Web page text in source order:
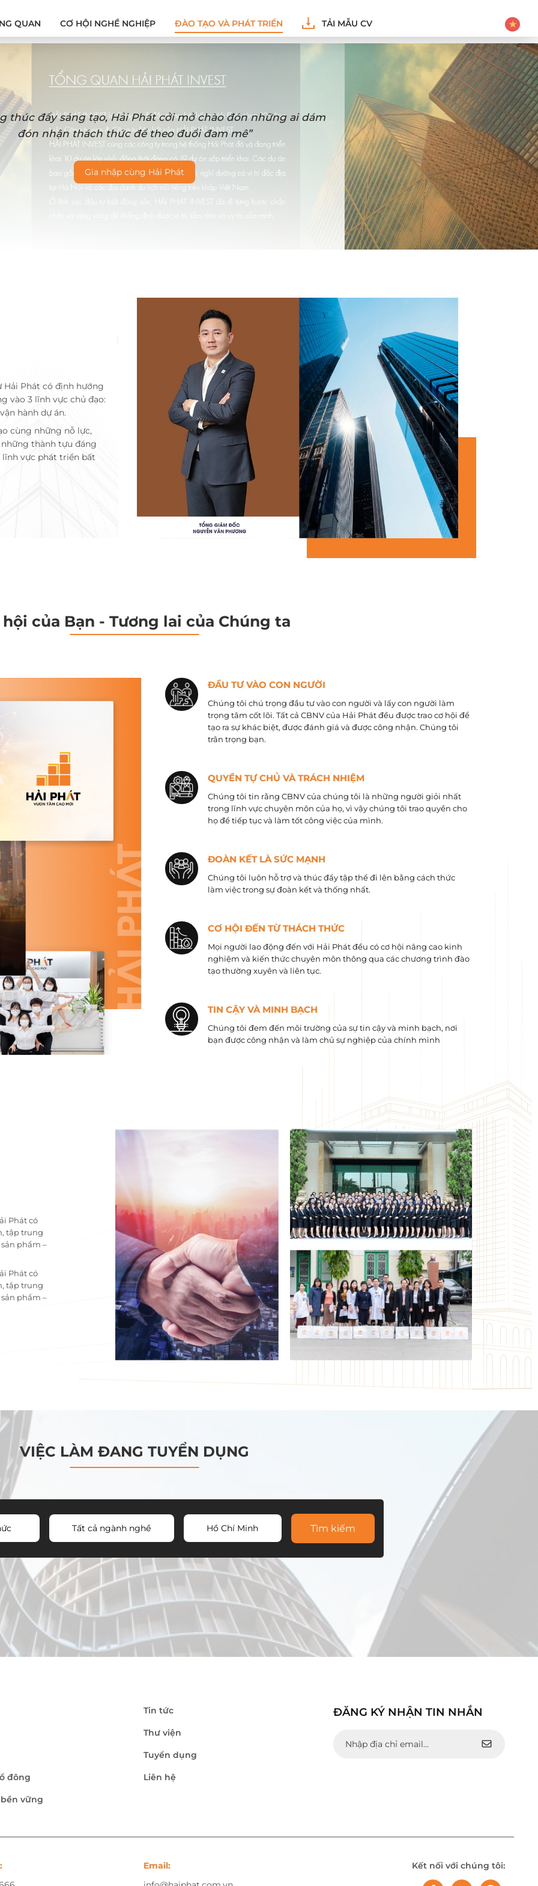
QUAN CƠ HỘI NGHỀ NGHIỆP ĐÀO TẠO VÀ PHÁT TRIỂN TẢI MẪU CV
thúc đẩy sáng tạo, Hải Phát cởi mở chào đón những ai dám
đón nhận thách thức để theo đuổi đam mê”
Gia nhập cùng Hải Phát
Hải Phát có định hướng
vào 3 lĩnh vực chủ đạo:
hành dự án.
cùng những nỗ lực,
những thành tựu đáng
vực phát triển bất
hội của Bạn - Tương lai của Chúng ta
ĐẦU TƯ VÀO CON NGƯỜI
Chúng tôi chú trọng đầu tư vào con người và lấy con người làm
trọng tâm cốt lõi. Tất cả CBNV của Hải Phát đều được trao cơ hội để
tạo ra sự khác biệt, được đánh giá và được công nhận. Chúng tôi
trân trọng bạn.
QUYỀN TỰ CHỦ VÀ TRÁCH NHIỆM
Chúng tôi tin rằng CBNV của chúng tôi là những người giỏi nhất
trong lĩnh vực chuyên môn của họ, vì vậy chúng tôi trao quyền cho
họ để tiếp tục và làm tốt công việc của mình.
ĐOÀN KẾT LÀ SỨC MẠNH
Chúng tôi luôn hỗ trợ và thúc đẩy tập thể đi lên bằng cách thức
làm việc trong sự đoàn kết và thống nhất.
CƠ HỘI ĐẾN TỪ THÁCH THỨC
Mọi người lao động đến với Hải Phát đều có cơ hội nâng cao kinh
nghiệm và kiến ​​thức chuyên môn thông qua các chương trình đào
tạo thường xuyên và liên tục.
TIN CẬY VÀ MINH BẠCH
Chúng tôi đem đến môi trường của sự tin cậy và minh bạch, nơi
bạn được công nhận và làm chủ sự nghiệp của chính mình
Phát có
tập trung
phẩm –
Phát có
tập trung
phẩm –
VIỆC LÀM ĐANG TUYỂN DỤNG
Tất cả ngành nghề Hồ Chí Minh Tìm kiếm
đông
vững
Tin tức
Thư viện
Tuyển dụng
Liên hệ
ĐĂNG KÝ NHẬN TIN NHẮN
Email:
Kết nối với chúng tôi: